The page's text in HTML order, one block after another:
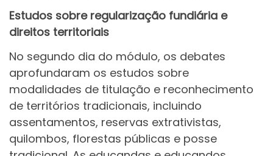
Estudos sobre regularização fundiária e
direitos territoriais
No segundo dia do módulo, os debates
aprofundaram os estudos sobre
modalidades de titulação e reconhecimento
de territórios tradicionais, incluindo
assentamentos, reservas extrativistas,
quilombos, florestas públicas e posse